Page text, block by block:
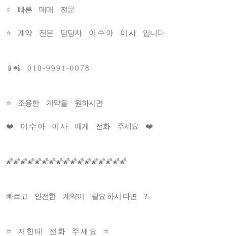
⭐ 빠른 매매 전문
⭐ 계약 전문 담당자 이 수 아 이 사 입니다
📱📲 0 1 0 - 9 9 9 1 - 0 0 7 8
⭐ 조용한 계약을 원하시면
❤️ 이 수 아 이 사 에게 전화 주세요 ❤️
🌠🌠🌠🌠🌠🌠🌠🌠🌠🌠🌠🌠🌠🌠🌠🌠🌠
빠르고 안전한 계약이 필요 하시 다면 ?
⭐️ 저 한 테 전 화 주 세 요 ⭐️